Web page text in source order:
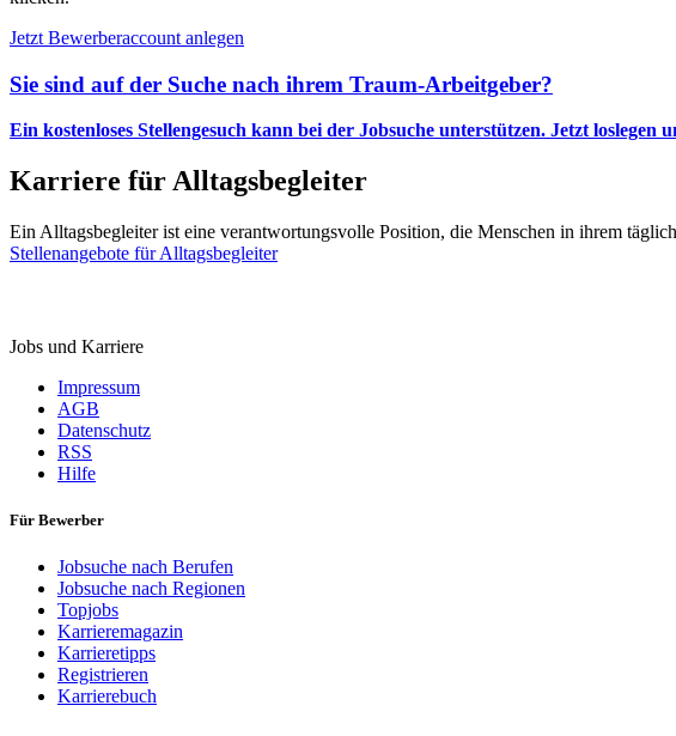
Jetzt Bewerberaccount anlegen
Sie sind auf der Suche nach ihrem Traum-Arbeitgeber?
Ein kostenloses Stellengesuch kann bei der Jobsuche unterstützen. Jetzt loslegen
Karriere für Alltagsbegleiter
Ein Alltagsbegleiter ist eine verantwortungsvolle Position, die Menschen in ihrem
Stellenangebote für Alltagsbegleiter
Jobs und Karriere
Impressum
AGB
Datenschutz
RSS
Hilfe
Für Bewerber
Jobsuche nach Berufen
Jobsuche nach Regionen
Topjobs
Karrieremagazin
Karrieretipps
Registrieren
Karrierebuch